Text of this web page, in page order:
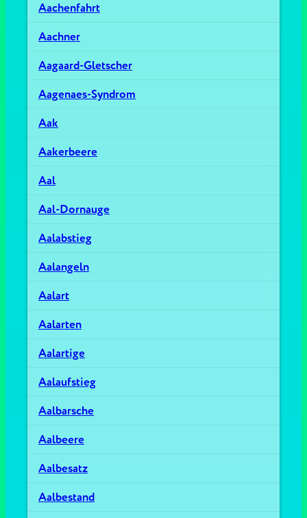
Aachenfahrt
Aachner
Aagaard-Gletscher
Aagenaes-Syndrom
Aak
Aakerbeere
Aal
Aal-Dornauge
Aalabstieg
Aalangeln
Aalart
Aalarten
Aalartige
Aalaufstieg
Aalbarsche
Aalbeere
Aalbesatz
Aalbestand